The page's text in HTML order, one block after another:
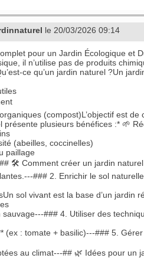
le 20/03/2026 09:14
pour un Jardin Écologique et
il n’utilise pas de produits
ce qu’un jardin naturel ?Un
(compost)L’objectif est
présente plusieurs bénéfices :* 🌱
(abeilles, coccinelles)
paillage
🛠️ Comment créer un jardin
### 2. Enrichir le sol
sol vivant est la base d’un
### 4. Utiliser des
(ex : tomate + basilic)---### 5.
au climat---## 🌿 Idées pour un